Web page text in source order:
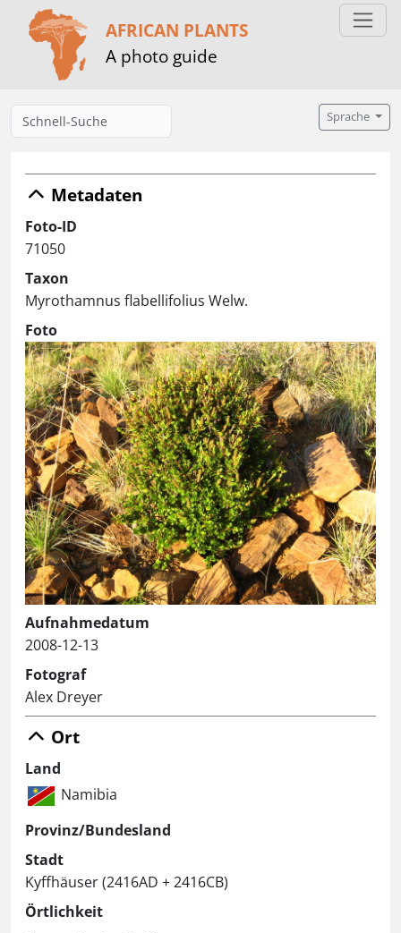
AFRICAN PLANTS
A photo guide
Sprache
Metadaten
Foto-ID
71050
Taxon
Myrothamnus flabellifolius Welw.
Foto
Aufnahmedatum
2008-12-13
Fotograf
Alex Dreyer
Ort
Land
Namibia
Provinz/Bundesland
Stadt
Kyffhäuser (2416AD + 2416CB)
Örtlichkeit